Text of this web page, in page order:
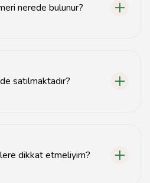
nerede bulunur?
satılmaktadır?
dikkat etmeliyim?